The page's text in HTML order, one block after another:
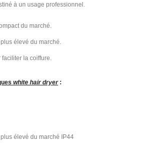
à un usage professionnel.
du marché.
élevé du marché.
la coiffure.
white hair dryer:
élevé du marché IP44